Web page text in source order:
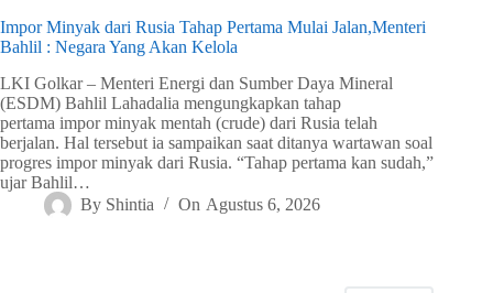
Impor Minyak dari Rusia Tahap Pertama Mulai Jalan,Menteri
Bahlil : Negara Yang Akan Kelola
LKI Golkar – Menteri Energi dan Sumber Daya Mineral
(ESDM) Bahlil Lahadalia mengungkapkan tahap
pertama impor minyak mentah (crude) dari Rusia telah
berjalan. Hal tersebut ia sampaikan saat ditanya wartawan soal
progres impor minyak dari Rusia. “Tahap pertama kan sudah,”
ujar Bahlil…
By Shintia On Agustus 6, 2026